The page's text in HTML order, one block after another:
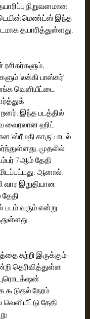
நிறுவனமான
இந்த
தயாரித்துள்ளது.
ரசிகர்களும்,
’லக்கி பாஸ்கர்’
வெளியீட்டை
இந்த படத்தில்
வைரலான ஹிட்
’ஸ்ரீமதி காரு’ பாடல்
முதலில்
7 ஆம் தேதி
ஆனால்,
வார இறுதியான
படம் வரும் என்று
சுற்றி இருக்கும்
தெரிவித்துள்ள
கூடுதல் நேரம்
தேதி